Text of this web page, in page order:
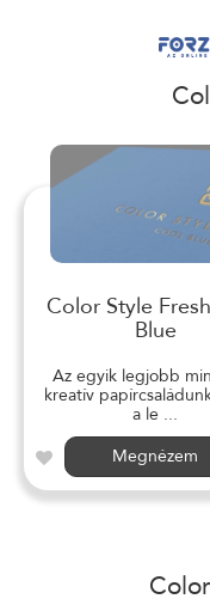
Color Style
Blue
Az egyik legjobb
kreatív
a le ...
Megnézem